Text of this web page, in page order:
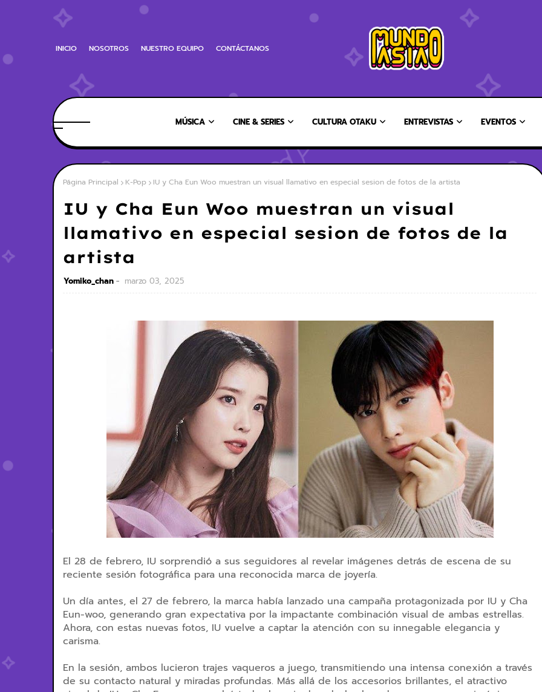
INICIO NOSOTROS NUESTRO EQUIPO CONTÁCTANOS
MÚSICA CINE & SERIES CULTURA OTAKU ENTREVISTAS EVENTOS
Página Principal K-Pop IU y Cha Eun Woo muestran un visual llamativo en especial sesion de fotos de la artista
IU y Cha Eun Woo muestran un visual
llamativo en especial sesion de fotos de la
artista
Yomiko_chan marzo 03, 2025
El 28 de febrero, IU sorprendió a sus seguidores al revelar imágenes detrás de escena de su
reciente sesión fotográfica para una reconocida marca de joyería.
Un día antes, el 27 de febrero, la marca había lanzado una campaña protagonizada por IU y Cha
Eun-woo, generando gran expectativa por la impactante combinación visual de ambas estrellas.
Ahora, con estas nuevas fotos, IU vuelve a captar la atención con su innegable elegancia y
carisma.
En la sesión, ambos lucieron trajes vaqueros a juego, transmitiendo una intensa conexión a través
de su contacto natural y miradas profundas. Más allá de los accesorios brillantes, el atractivo